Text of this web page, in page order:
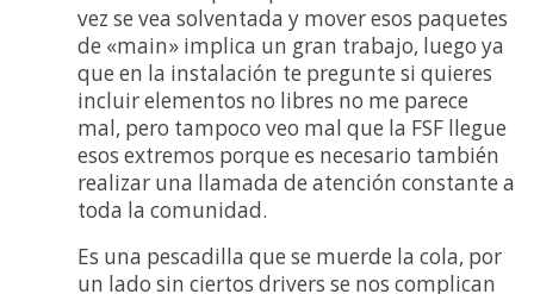
vez se vea solventada y mover esos paquetes
de «main» implica un gran trabajo, luego ya
que en la instalación te pregunte si quieres
incluir elementos no libres no me parece
mal, pero tampoco veo mal que la FSF llegue
esos extremos porque es necesario también
realizar una llamada de atención constante a
toda la comunidad.
Es una pescadilla que se muerde la cola, por
un lado sin ciertos drivers se nos complican